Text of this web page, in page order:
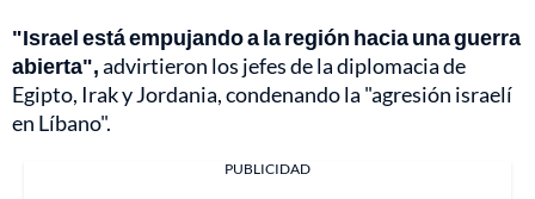
"Israel está empujando a la región hacia una guerra
abierta",advirtieron los jefes de la diplomacia de
Egipto, Irak y Jordania, condenando la "agresión israelí
en Líbano".
PUBLICIDAD